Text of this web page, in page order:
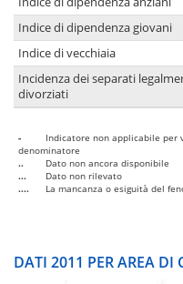
Indice di dipendenza giovani
Indice di vecchiaia
Incidenza dei separati
divorziati
-
Indicatore non applicabile per
denominatore
..
Dato non ancora disponibile
...
Dato non rilevato
....
La mancanza o esiguità del
DATI 2011 PER AREA DI